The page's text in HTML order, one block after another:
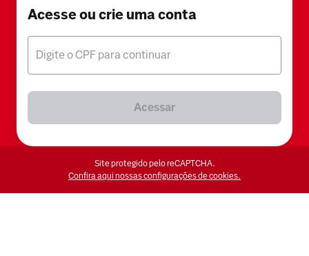
Acesse ou crie uma conta
Digite o CPF para continuar
Acessar
Site protegido pelo reCAPTCHA.
Confira aqui nossas configurações de cookies.